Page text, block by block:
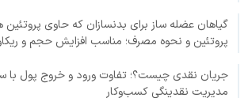
گیاهان عضله ساز برای بدنسازان که حاوی پروتئین
پروتئین و نحوه مصرف؛ مناسب افزایش حجم و
جریان نقدی چیست؟؛ تفاوت ورود و خروج پول با
مدیریت نقدینگی کسب‌وکار